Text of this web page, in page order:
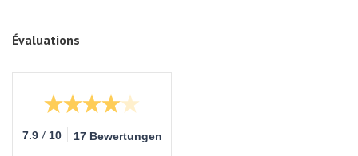
Évaluations
7.9 / 10 17 Bewertungen